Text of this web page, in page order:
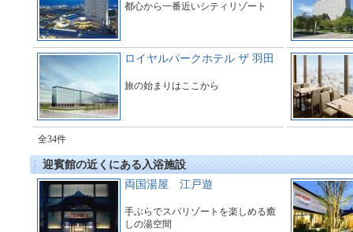
都心から一番近いシティリゾート
ロイヤルパークホテル ザ 羽田
旅の始まりはここから
全34件
迎賓館の近くにある入浴施設
両国湯屋 江戸遊
手ぶらでスパリゾートを楽しめる癒
しの湯空間